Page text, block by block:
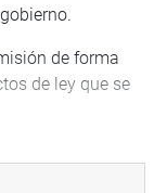
de forma
de ley que se
abordar sus